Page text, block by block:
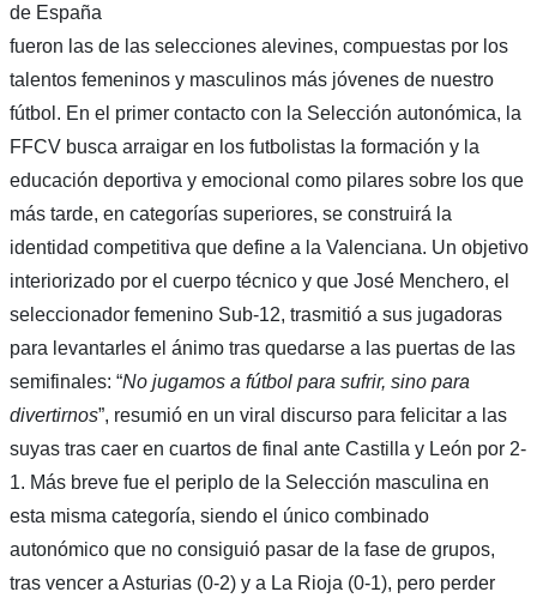
de España
fueron las de las selecciones alevines, compuestas por los
talentos femeninos y masculinos más jóvenes de nuestro
fútbol. En el primer contacto con la Selección autonómica, la
FFCV busca arraigar en los futbolistas la formación y la
educación deportiva y emocional como pilares sobre los que
más tarde, en categorías superiores, se construirá la
identidad competitiva que define a la Valenciana. Un objetivo
interiorizado por el cuerpo técnico y que José Menchero, el
seleccionador femenino Sub-12, trasmitió a sus jugadoras
para levantarles el ánimo tras quedarse a las puertas de las
semifinales: “No jugamos a fútbol para sufrir, sino para
divertirnos”, resumió en un viral discurso para felicitar a las
suyas tras caer en cuartos de final ante Castilla y León por 2-
1. Más breve fue el periplo de la Selección masculina en
esta misma categoría, siendo el único combinado
autonómico que no consiguió pasar de la fase de grupos,
tras vencer a Asturias (0-2) y a La Rioja (0-1), pero perder